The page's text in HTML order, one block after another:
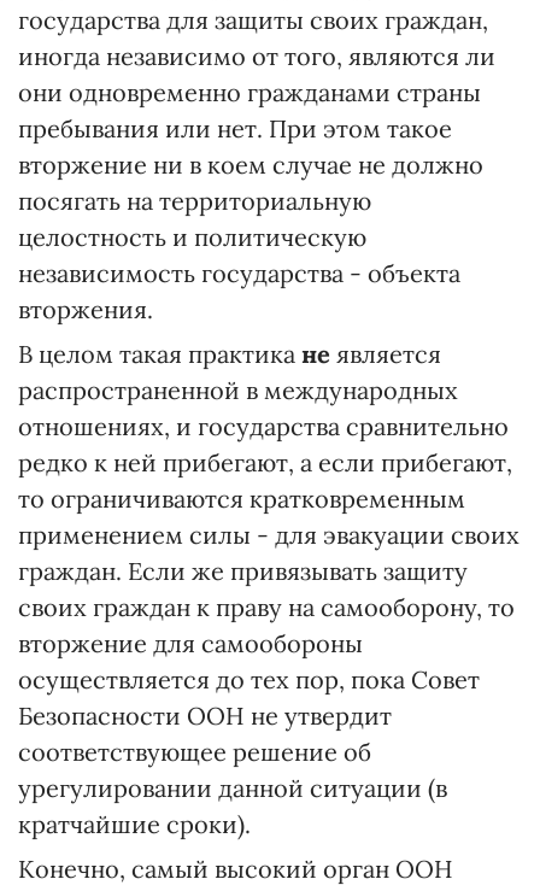
государства для защиты своих граждан,
иногда независимо от того, являются ли
они одновременно гражданами страны
пребывания или нет. При этом такое
вторжение ни в коем случае не должно
посягать на территориальную
целостность и политическую
независимость государства - объекта
вторжения.
В целом такая практика не является
распространенной в международных
отношениях, и государства сравнительно
редко к ней прибегают, а если прибегают,
то ограничиваются кратковременным
применением силы - для эвакуации своих
граждан. Если же привязывать защиту
своих граждан к праву на самооборону, то
вторжение для самообороны
осуществляется до тех пор, пока Совет
Безопасности ООН не утвердит
соответствующее решение об
урегулировании данной ситуации (в
кратчайшие сроки).
Конечно, самый высокий орган ООН